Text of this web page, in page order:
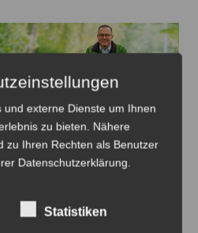
und externe Dienste um Ihnen
zu bieten. Nähere
zu Ihren Rechten als Benutzer
Datenschutzerklärung.
Statistiken